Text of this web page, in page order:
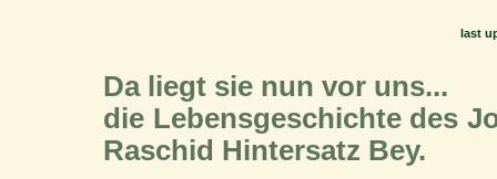
last
Da liegt sie nun vor uns...
die Lebensgeschichte des
Raschid Hintersatz Bey.